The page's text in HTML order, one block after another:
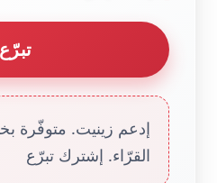
تبرّع
إدعم زينيت. متوفّرة
القرّاء. إشترك تبرّع